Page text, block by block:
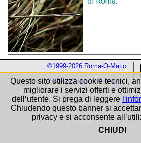
©1999-2026 Roma-O-Matic
Privacy Policy & Cookie
Questo sito utilizza cookie tecnici,
migliorare i servizi offerti e
dell’utente. Si prega di leggere
Chiudendo questo banner si
privacy e si acconsente
CHIUDI